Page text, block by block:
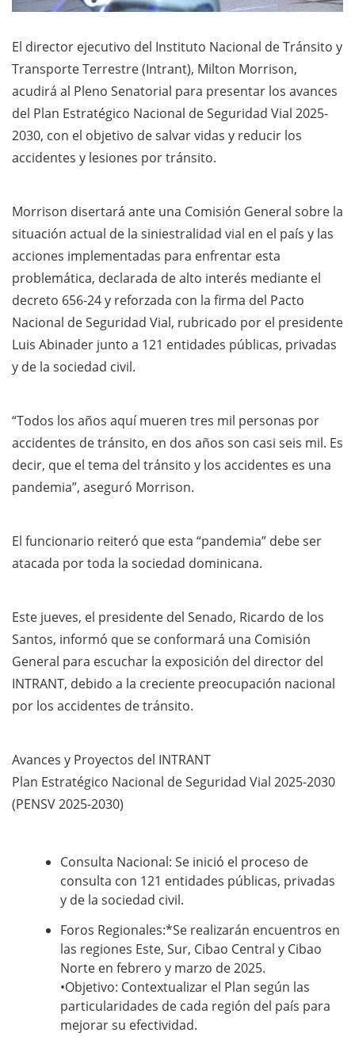
El director ejecutivo del Instituto Nacional de Tránsito y
Transporte Terrestre (Intrant), Milton Morrison,
acudirá al Pleno Senatorial para presentar los avances
del Plan Estratégico Nacional de Seguridad Vial 2025-
2030, con el objetivo de salvar vidas y reducir los
accidentes y lesiones por tránsito.
Morrison disertará ante una Comisión General sobre la
situación actual de la siniestralidad vial en el país y las
acciones implementadas para enfrentar esta
problemática, declarada de alto interés mediante el
decreto 656-24 y reforzada con la firma del Pacto
Nacional de Seguridad Vial, rubricado por el presidente
Luis Abinader junto a 121 entidades públicas, privadas
y de la sociedad civil.
“Todos los años aquí mueren tres mil personas por
accidentes de tránsito, en dos años son casi seis mil. Es
decir, que el tema del tránsito y los accidentes es una
pandemia”, aseguró Morrison.
El funcionario reiteró que esta “pandemia” debe ser
atacada por toda la sociedad dominicana.
Este jueves, el presidente del Senado, Ricardo de los
Santos, informó que se conformará una Comisión
General para escuchar la exposición del director del
INTRANT, debido a la creciente preocupación nacional
por los accidentes de tránsito.
Avances y Proyectos del INTRANT
Plan Estratégico Nacional de Seguridad Vial 2025-2030
(PENSV 2025-2030)
Consulta Nacional: Se inició el proceso de
consulta con 121 entidades públicas, privadas
y de la sociedad civil.
Foros Regionales:*Se realizarán encuentros en
las regiones Este, Sur, Cibao Central y Cibao
Norte en febrero y marzo de 2025.
•Objetivo: Contextualizar el Plan según las
particularidades de cada región del país para
mejorar su efectividad.